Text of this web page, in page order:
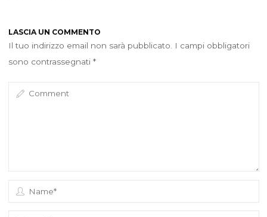
LASCIA UN COMMENTO
Il tuo indirizzo email non sarà pubblicato.
I campi obbligatori
sono contrassegnati *